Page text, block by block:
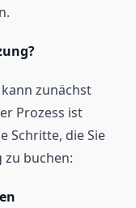
kann zunächst
Prozess ist
Schritte, die Sie
buchen: